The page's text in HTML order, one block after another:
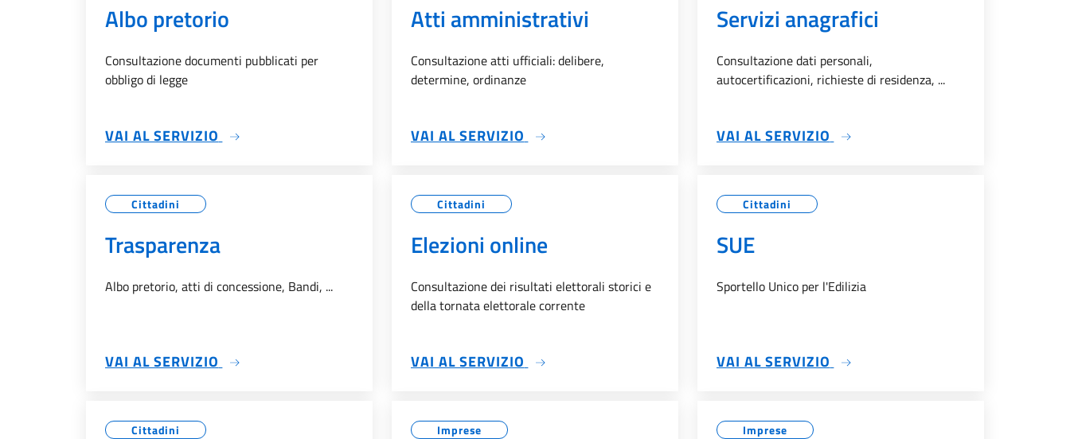
Albo pretorio
Consultazione documenti pubblicati per
obbligo di legge
VAI AL SERVIZIO SU ALBO PRETORIO
Atti amministrativi
Consultazione atti ufficiali: delibere,
determine, ordinanze
VAI AL SERVIZIO SU ATTI AMMINISTRATIVI
Servizi anagrafici
Consultazione dati personali,
autocertificazioni, richieste di residenza, ...
VAI AL SERVIZIO SU SERVIZI ANAGRAFICI
Cittadini
Trasparenza
Albo pretorio, atti di concessione, Bandi, ...
VAI AL SERVIZIO SU TRASPARENZA
Cittadini
Elezioni online
Consultazione dei risultati elettorali storici e
della tornata elettorale corrente
VAI AL SERVIZIO SU ELEZIONI ONLINE
Cittadini
SUE
Sportello Unico per l'Edilizia
VAI AL SERVIZIO SU SUE
Cittadini Imprese Imprese